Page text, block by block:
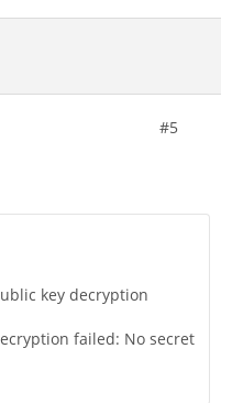
#5
key decryption
failed: No secret